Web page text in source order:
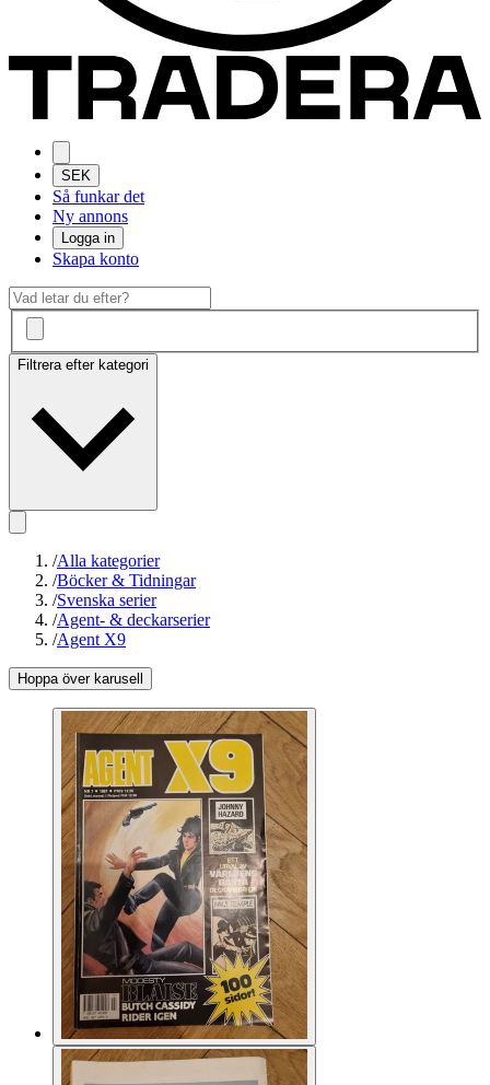
SEK
Så funkar det
Ny annons
Logga in
Skapa konto
Filtrera efter kategori
/Alla kategorier
/Böcker & Tidningar
/Svenska serier
/Agent- & deckarserier
/Agent X9
Hoppa över karusell